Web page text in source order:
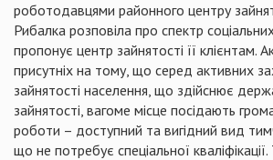
роботодавцями районного центру
Рибалка розповіла про спектр
пропонує центр зайнятості її клієнтам.
присутніх на тому, що серед активних
зайнятості населення, що здійснює
зайнятості, вагоме місце посідають
роботи – доступний та вигідний вид
що не потребує спеціальної